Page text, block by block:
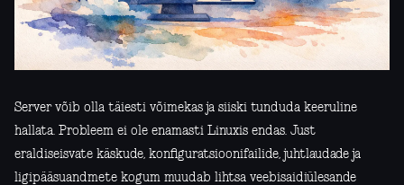
Server võib olla täiesti võimekas ja siiski tunduda keeruline
hallata. Probleem ei ole enamasti Linuxis endas. Just
eraldiseisvate käskude, konfiguratsioonifailide, juhtlaudade ja
ligipääsuandmete kogum muudab lihtsa veebisaidiülesande